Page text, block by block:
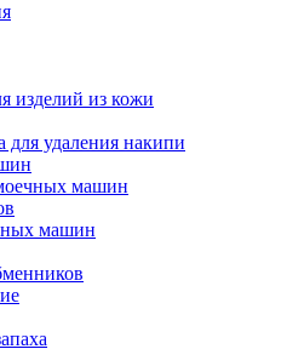
изделий из кожи
для удаления накипи
машин
машин